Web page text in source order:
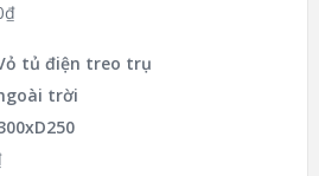
₫
tủ điện treo trụ
trời